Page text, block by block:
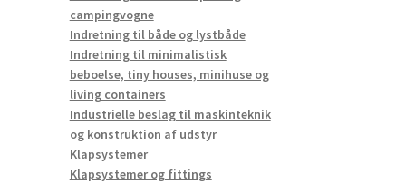
campingvogne
Indretning til både og lystbåde
Indretning til minimalistisk
beboelse, tiny houses, minihuse og
living containers
Industrielle beslag til maskinteknik
og konstruktion af udstyr
Klapsystemer
Klapsystemer og fittings